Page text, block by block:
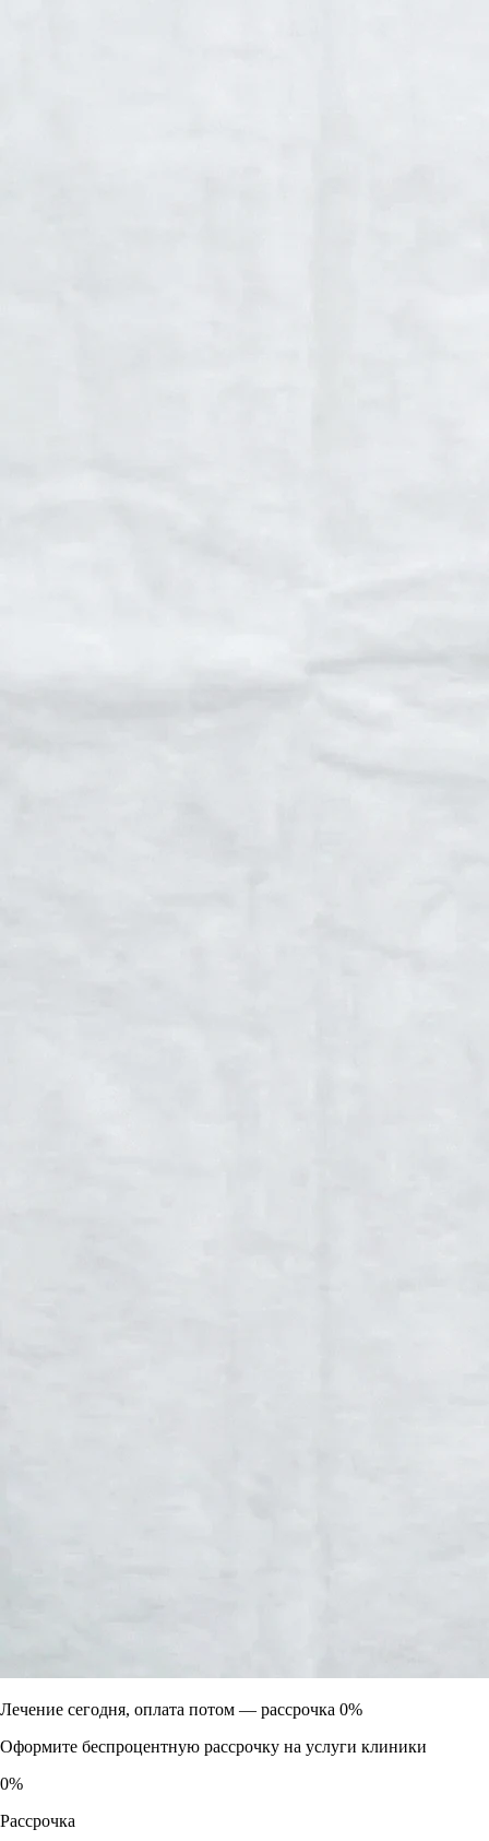
Лечение сегодня, оплата потом — рассрочка 0%
Оформите беспроцентную рассрочку на услуги клиники
0%
Рассрочка